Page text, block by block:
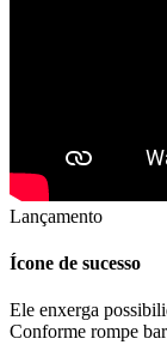
Lançamento
Ícone de sucesso
Ele enxerga
Conforme rompe